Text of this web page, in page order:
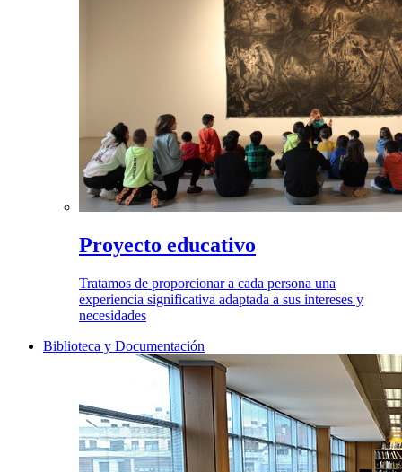
Proyecto educativo
Tratamos de proporcionar a cada persona una
experiencia significativa adaptada a sus intereses y
necesidades
Biblioteca y Documentación